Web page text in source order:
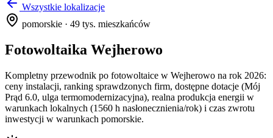
Wszystkie lokalizacje
pomorskie · 49 tys. mieszkańców
Fotowoltaika Wejherowo
Kompletny przewodnik po fotowoltaice w Wejherowo na rok 2026:
ceny instalacji, ranking sprawdzonych firm, dostępne dotacje (Mój
Prąd 6.0, ulga termomodernizacyjna), realna produkcja energii w
warunkach lokalnych (1560 h nasłonecznienia/rok) i czas zwrotu
inwestycji w warunkach pomorskie.